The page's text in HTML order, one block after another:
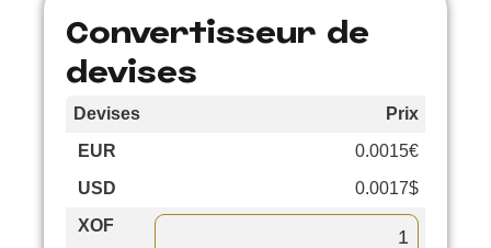
Convertisseur de
devises
Devises Prix
EUR
0.0015€
USD
0.0017$
XOF